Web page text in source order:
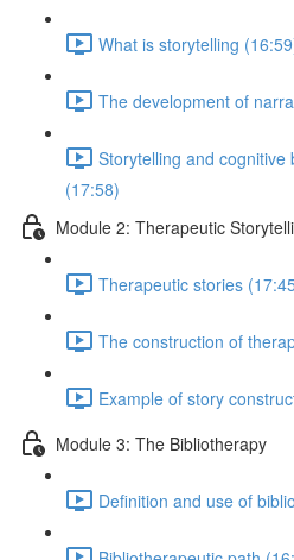
What is storytelling
The development of
Storytelling and cognitive
(17:58)
Module 2: Therapeutic
Therapeutic stories
The construction of
Example of story
Module 3: The Bibliotherapy
Definition and use of